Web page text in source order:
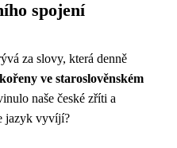
spojení
za slovy, která denně
ve staroslověnském
naše české zříti a
jazyk vyvíjí?